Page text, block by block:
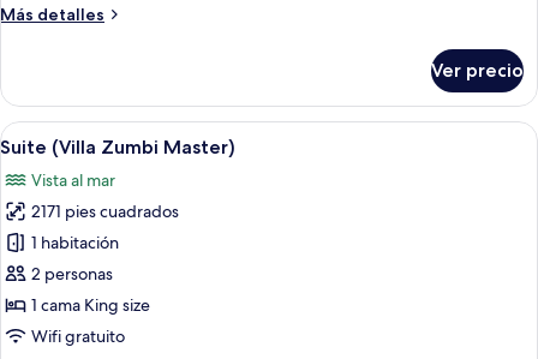
Jacu)
Más detalles
Más
Deluxe
(Villa
Jacu)
Ver precio
Abrir
todas
las
fotos
de
Suite
(Villa
Zumbi
Una sala de estar moderna con un
20
Suite (Villa Zumbi Master)
Vista al mar
2171 pies cuadrados
1 habitación
2 personas
1 cama King size
Wifi gratuito